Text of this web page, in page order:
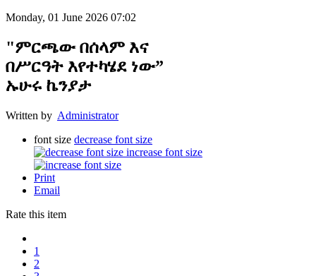
Monday, 01 June 2026 07:02
"ምርጫው በሰላም እና
በሥርዓት እየተካሄደ ነው”
ኡሁሩ ኬንያታ
Written by Administrator
font size decrease font size
increase font size
Print
Email
Rate this item
1
2